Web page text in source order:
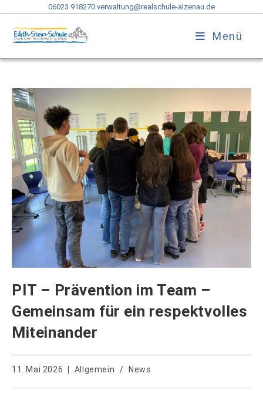
06023 918270 verwaltung@realschule-alzenau.de
Menü
PIT – Prävention im Team –
Gemeinsam für ein respektvolles
Miteinander
11. Mai 2026 Allgemein / News